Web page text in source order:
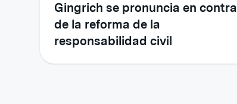
Gingrich se pronuncia en contra
de la reforma de la
responsabilidad civil